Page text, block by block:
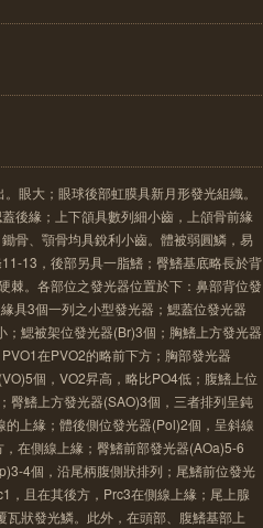
眼大；眼球後部虹膜具新月形發光組織。
後緣；上下頜具數列細小齒，上頜骨前緣
骨、顎骨均具銳利小齒。體被弱圓鱗，易
13，後部另具一脂鰭；臀鰭基底略長於背
棘。各部位之發光器位置於下：鼻部背位發
具3個一列之小型發光器；鰓蓋位發光器
鰓被架位發光器(Br)3個；胸鰭上方發光器
在PVO2的略前下方；胸部發光器
個，VO2昇高，略比PO4低；腹鰭上位
臀鰭上方發光器(SAO)3個，三者排列呈鈍
上緣；體後側位發光器(Pol)2個，呈斜線
在側線上緣；臀鰭前部發光器(AOa)5-6
4個，沿尾柄腹側狀排列；尾鰭前位發光
，且在其後方，Prc3在側線上緣；尾上腺
狀發光鱗。此外，在頭部、腹鰭基部上